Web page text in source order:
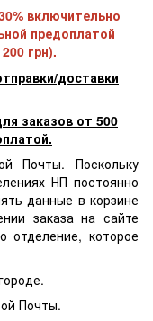
включительно
предоплатой
грн).
доставки
заказов от 500
Почты. Поскольку
НП постоянно
данные в корзине
заказа на сайте
отделение, которое
Почты.